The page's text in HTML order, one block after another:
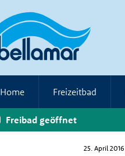
Home Freizeitbad
Freibad geöffnet
25. April 2016